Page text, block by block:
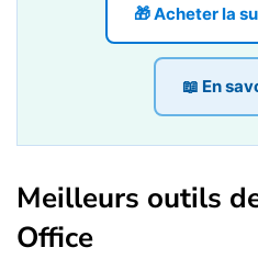
🎁 Acheter la
📖 En
Meilleurs outils
Office